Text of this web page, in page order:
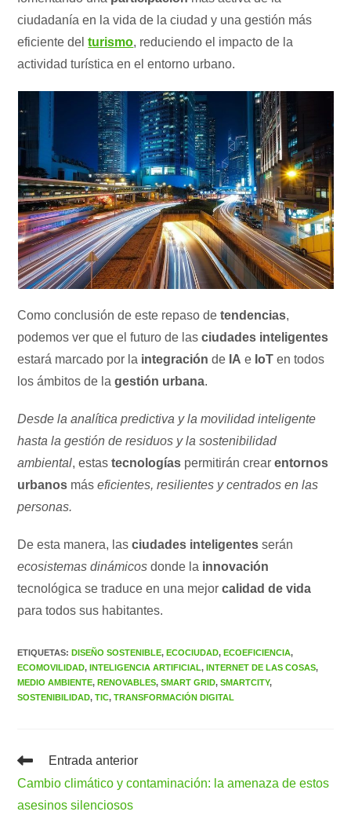
ciudadanía en la vida de la ciudad y una gestión más
eficiente delturismo, reduciendo el impacto de la
actividad turística en el entorno urbano.
Como conclusión de este repaso detendencias,
podemos ver que el futuro de lasciudades inteligentes
estará marcado por la integración de IA e IoTen todos
los ámbitos de lagestión urbana.
Desde la analítica predictiva y la movilidad inteligente
hasta la gestión de residuos y la sostenibilidad
ambiental, estastecnologías permitirán crearentornos
urbanos máseficientes, resilientes y centrados en las
personas.
De esta manera, lasciudades inteligentes serán
ecosistemas dinámicos donde la innovación
tecnológica se traduce en una mejorcalidad de vida
para todos sus habitantes.
ETIQUETAS:DISEÑO SOSTENIBLE, ECOCIUDAD, ECOEFICIENCIA,
ECOMOVILIDAD, INTELIGENCIA ARTIFICIAL, INTERNET DE LAS COSAS,
MEDIO AMBIENTE, RENOVABLES, SMART GRID, SMARTCITY,
SOSTENIBILIDAD, TIC, TRANSFORMACIÓN DIGITAL
Leer
artículos
Entrada anterior
Cambio climático y contaminación: la amenaza de estos
asesinos silenciosos